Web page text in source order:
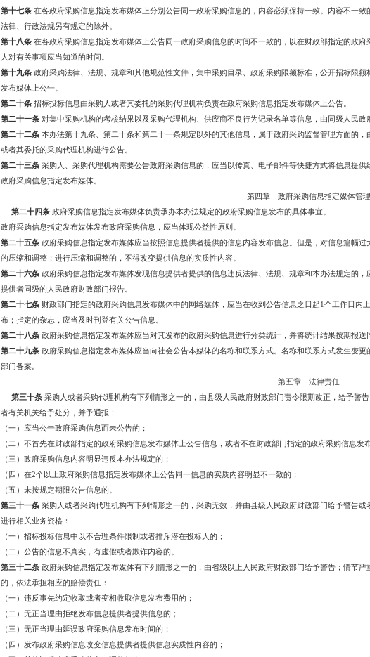
第十七条 在各政府采购信息指定发布媒体上分别公告同一政府采购信息的，内容必须保持一致。内容不一
法律、行政法规另有规定的除外。
第十八条 在各政府采购信息指定发布媒体上公告同一政府采购信息的时间不一致的，以在财政部指定的政
人对有关事项应当知道的时间。
第十九条 政府采购法律、法规、规章和其他规范性文件，集中采购目录、政府采购限额标准，公开招标限
发布媒体上公告。
第二十条 招标投标信息由采购人或者其委托的采购代理机构负责在政府采购信息指定发布媒体上公告。
第二十一条 对集中采购机构的考核结果以及采购代理机构、供应商不良行为记录名单等信息，由同级人民
第二十二条 本办法第十九条、第二十条和第二十一条规定以外的其他信息，属于政府采购监督管理方面的
或者其委托的采购代理机构进行公告。
第二十三条 采购人、采购代理机构需要公告政府采购信息的，应当以传真、电子邮件等快捷方式将信息提
政府采购信息指定发布媒体。
第四章 政府采购信息指定媒体管理
第二十四条 政府采购信息指定发布媒体负责承办本办法规定的政府采购信息发布的具体事宜。
政府采购信息指定发布媒体发布政府采购信息，应当体现公益性原则。
第二十五条 政府采购信息指定发布媒体应当按照信息提供者提供的信息内容发布信息。但是，对信息篇幅
的压缩和调整；进行压缩和调整的，不得改变提供信息的实质性内容。
第二十六条 政府采购信息指定发布媒体发现信息提供者提供的信息违反法律、法规、规章和本办法规定的
提供者同级的人民政府财政部门报告。
第二十七条 财政部门指定的政府采购信息发布媒体中的网络媒体，应当在收到公告信息之日起1个工作日内
布；指定的杂志，应当及时刊登有关公告信息。
第二十八条 政府采购信息指定发布媒体应当对其发布的政府采购信息进行分类统计，并将统计结果按期报送
第二十九条 政府采购信息指定发布媒体应当向社会公告本媒体的名称和联系方式。名称和联系方式发生变
部门备案。
第五章 法律责任
第三十条 采购人或者采购代理机构有下列情形之一的，由县级人民政府财政部门责令限期改正，给予警
者有关机关给予处分，并予通报：
（一）应当公告政府采购信息而未公告的；
（二）不首先在财政部指定的政府采购信息发布媒体上公告信息，或者不在财政部门指定的政府采购信息发
（三）政府采购信息内容明显违反本办法规定的；
（四）在2个以上政府采购信息指定发布媒体上公告同一信息的实质内容明显不一致的；
（五）未按规定期限公告信息的。
第三十一条 采购人或者采购代理机构有下列情形之一的，采购无效，并由县级人民政府财政部门给予警告
进行相关业务资格：
（一）招标投标信息中以不合理条件限制或者排斥潜在投标人的；
（二）公告的信息不真实，有虚假或者欺诈内容的。
第三十二条 政府采购信息指定发布媒体有下列情形之一的，由省级以上人民政府财政部门给予警告；情节
的，依法承担相应的赔偿责任：
（一）违反事先约定收取或者变相收取信息发布费用的；
（二）无正当理由拒绝发布信息提供者提供信息的；
（三）无正当理由延误政府采购信息发布时间的；
（四）发布政府采购信息改变信息提供者提供信息实质性内容的；